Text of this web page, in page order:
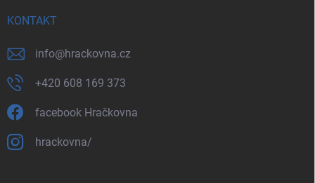
KONTAKT
info@hrackovna.cz
+420 608 169 373
facebook Hračkovna
hrackovna/